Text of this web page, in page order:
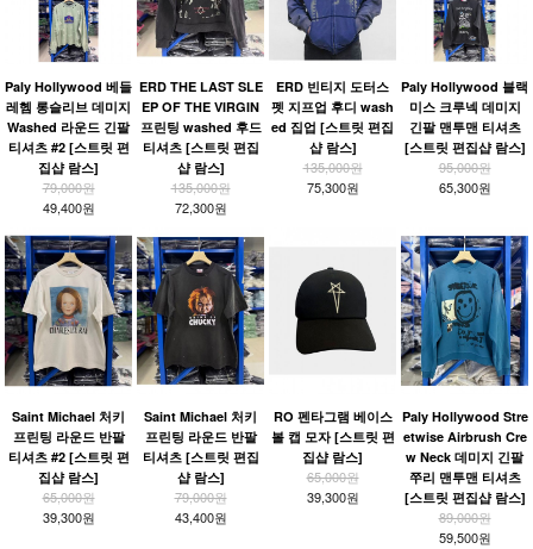
Paly Hollywood 베들
레헴 롱슬리브 데미지
Washed 라운드 긴팔
티셔츠 #2 [스트릿 편
집샵 람스]
79,000원
49,400원
ERD THE LAST SLE
EP OF THE VIRGIN
프린팅 washed 후드
티셔츠 [스트릿 편집
샵 람스]
135,000원
72,300원
ERD 빈티지 도터스
펫 지프업 후디 wash
ed 집업 [스트릿 편집
샵 람스]
135,000원
75,300원
Paly Hollywood 블랙
미스 크루넥 데미지
긴팔 맨투맨 티셔츠
[스트릿 편집샵 람스]
95,000원
65,300원
Saint Michael 처키
프린팅 라운드 반팔
티셔츠 #2 [스트릿 편
집샵 람스]
65,000원
39,300원
Saint Michael 처키
프린팅 라운드 반팔
티셔츠 [스트릿 편집
샵 람스]
79,000원
43,400원
RO 펜타그램 베이스
볼 캡 모자 [스트릿 편
집샵 람스]
65,000원
39,300원
Paly Hollywood Stre
etwise Airbrush Cre
w Neck 데미지 긴팔
쭈리 맨투맨 티셔츠
[스트릿 편집샵 람스]
89,000원
59,500원